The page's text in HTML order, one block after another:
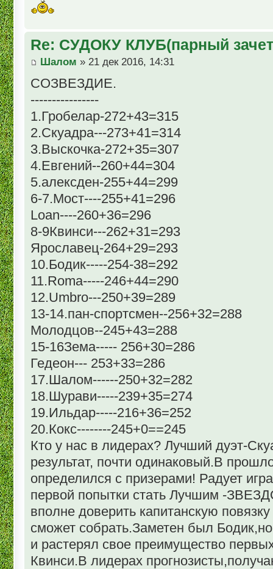
Re: СУДОКУ КЛУБ(парный
Шалом » 21 дек 2016, 14:31
СОЗВЕЗДИЕ.
----------------
1.Гробелар-272+43=315
2.Скуадра---273+41=314
3.Выскочка-272+35=307
4.Евгений--260+44=304
5.алексден-255+44=299
6-7.Мост----255+41=296
Loan----260+36=296
8-9Квинси---262+31=293
Ярославец-264+29=293
10.Бодик-----254-38=292
11.Roma-----246+44=290
12.Umbro---250+39=289
13-14.пан-спортсмен--256+32=288
Молодцов--245+43=288
15-16Зема----- 256+30=286
Гедеон--- 253+33=286
17.Шалом------250+32=282
18.Шурави-----239+35=274
19.Ильдар-----216+36=252
20.Кокс--------245+0==245
Кто у нас в лидерах? Лучший дуэт-
результат, почти одинаковый.В
определился с призерами! Радует
первой попытки стать Лучшим -
вполне доверить капитанскую
сможет собрать.Заметен был
и растерял свое преимущество
Квинси.В лидерах